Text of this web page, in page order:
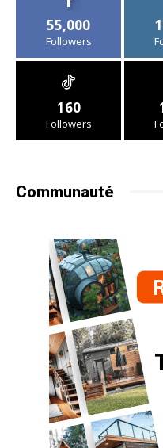
55,000
Followers
160
Followers
Communauté